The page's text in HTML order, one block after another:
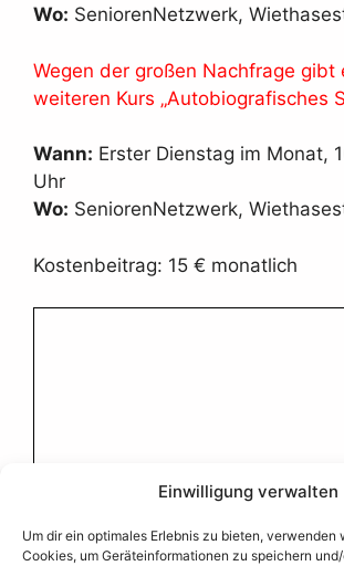
Einwilligung verwalten
Um dir ein optimales Erlebnis zu bieten, verwenden
Cookies, um Geräteinformationen zu speichern
Wo: SeniorenNetzwerk,
Wegen der großen Nachfrage gibt
weiteren Kurs „Autobiografisches
Wann: Erster Dienstag im Monat,
Uhr
Wo: SeniorenNetzwerk,
Kostenbeitrag: 15 € monatlich